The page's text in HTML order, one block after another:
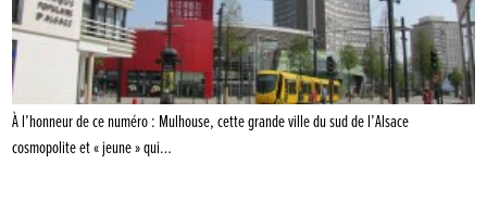
À l’honneur de ce numéro : Mulhouse, cette grande ville du sud de l’Alsace
cosmopolite et « jeune » qui…